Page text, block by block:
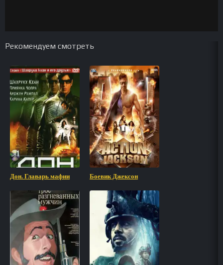
Рекомендуем смотреть
Дон. Главарь мафии Боевик Джексон